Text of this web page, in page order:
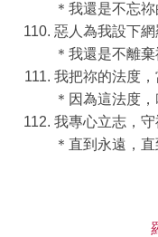
＊我還是不忘祢
惡人為我設下網
＊我還是不離棄
我把祢的法度，
＊因為這法度
我專心立志，守
＊直到永遠，直